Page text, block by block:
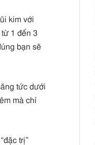
kim với
1 đến 3
bạn sẽ
tức dưới
mà chỉ
trị”